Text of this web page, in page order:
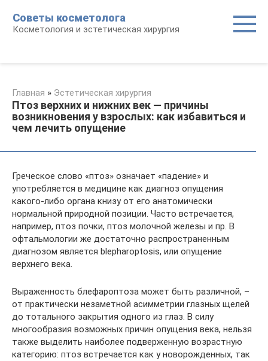
контенту
Советы косметолога
Косметология и эстетическая хирургия
Главная » Эстетическая хирургия
Птоз верхних и нижних век — причины
возникновения у взрослых: как избавиться и
чем лечить опущение
Греческое слово «птоз» означает «падение» и
употребляется в медицине как диагноз опущения
какого-либо органа книзу от его анатомически
нормальной природной позиции. Часто встречается,
например, птоз почки, птоз молочной железы и пр. В
офтальмологии же достаточно распространенным
диагнозом является blepharoptosis, или опущение
верхнего века.
Выраженность блефароптоза может быть различной, –
от практически незаметной асимметрии глазных щелей
до тотального закрытия одного из глаз. В силу
многообразия возможных причин опущения века, нельзя
также выделить наиболее подверженную возрастную
категорию: птоз встречается как у новорожденных, так